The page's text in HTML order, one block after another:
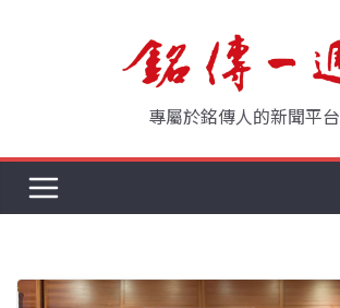
專屬於銘傳人的新聞平台